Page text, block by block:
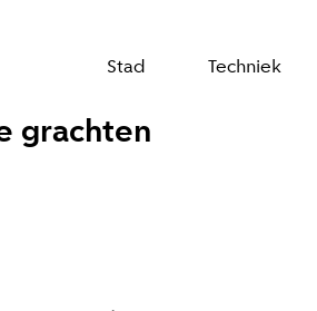
grachten
Stad Techniek